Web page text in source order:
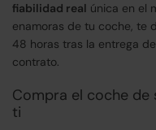
fiabilidad real única en el
enamoras de tu coche, te
48 horas tras la entrega
contrato.
Compra el coche
ti